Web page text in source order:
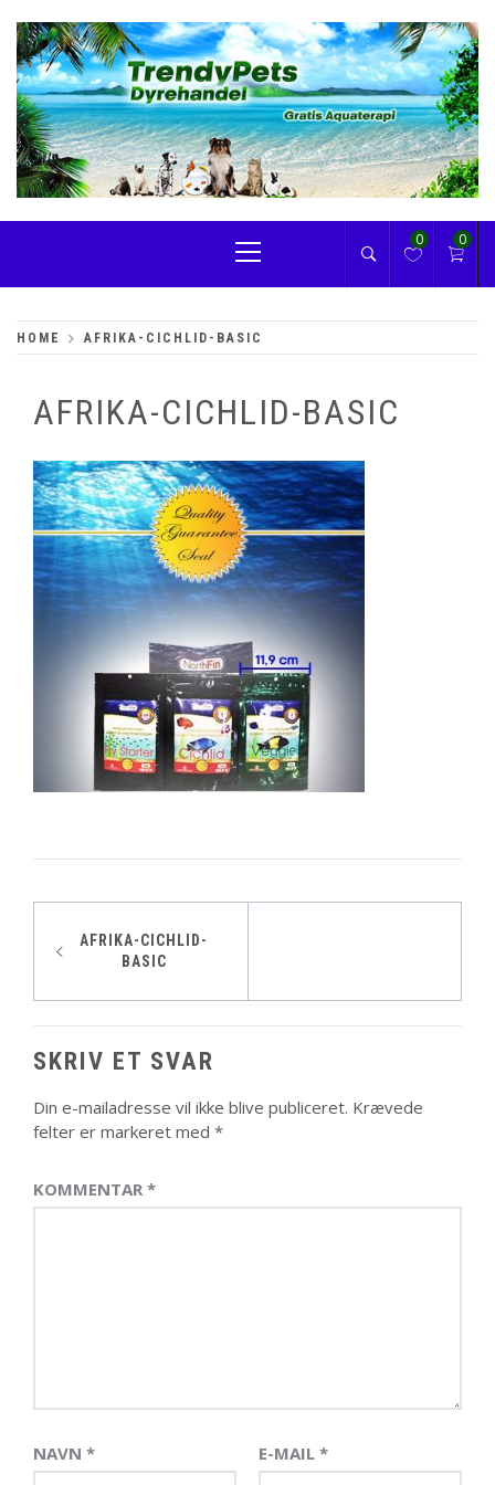
content
TRENDYPETS
Menu
0 0
HOME AFRIKA-CICHLID-BASIC
AFRIKA-CICHLID-BASIC
Indlægsnavigation
AFRIKA-CICHLID-
BASIC
SKRIV ET SVAR
Din e-mailadresse vil ikke blive publiceret. Krævede
felter er markeret med *
KOMMENTAR *
NAVN * E-MAIL *